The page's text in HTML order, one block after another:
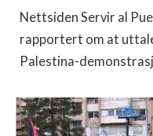
Nettsiden Servir al
rapportert om at
Palestina-